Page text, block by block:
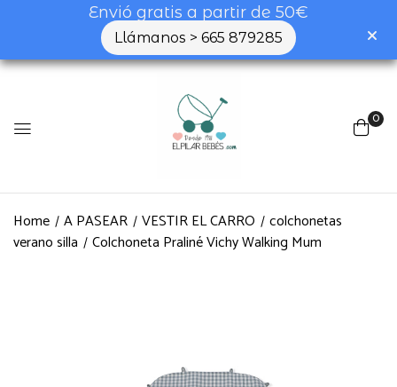
Envió gratis a partir de 50€
Llámanos > 665 879285
0
Home A PASEAR VESTIR EL CARRO
colchonetas
verano silla
Colchoneta Praliné Vichy Walking Mum